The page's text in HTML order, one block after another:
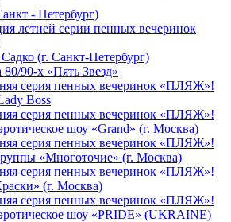
- Петербург)
летней серии пенных вечеринок
(г. Санкт-Петербург)
80/90-х «Пять Звезд»
серия пенных вечеринок «ПЛЯЖ»!
Boss
серия пенных вечеринок «ПЛЯЖ»!
шоу «Grand» (г. Москва)
серия пенных вечеринок «ПЛЯЖ»!
«Многоточие» (г. Москва)
серия пенных вечеринок «ПЛЯЖ»!
(г. Москва)
серия пенных вечеринок «ПЛЯЖ»!
шоу «PRIDE» (UKRAINE)